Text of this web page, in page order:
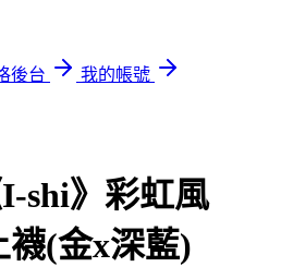
後台
我的帳號
shi》彩虹風
(金x深藍)